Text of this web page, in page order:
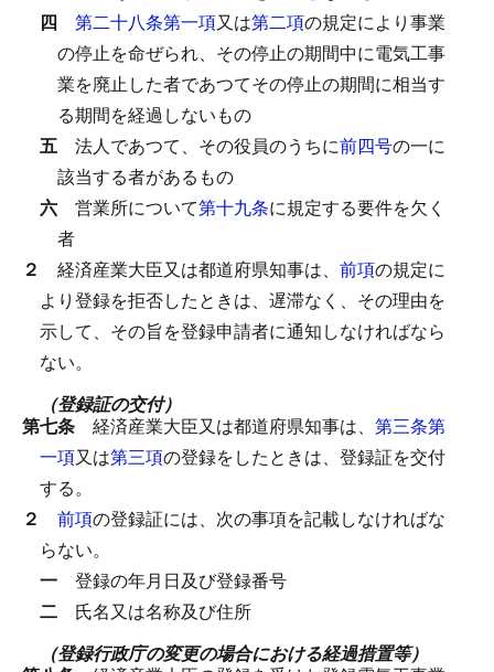
四 第二十八条第一項又は第二項の規定により事業
の停止を命ぜられ、その停止の期間中に電気工事
業を廃止した者であつてその停止の期間に相当す
る期間を経過しないもの
五 法人であつて、その役員のうちに前四号の一に
該当する者があるもの
六 営業所について第十九条に規定する要件を欠く
者
２ 経済産業大臣又は都道府県知事は、 前項の規定に
より登録を拒否したときは、遅滞なく、その理由を
示して、その旨を登録申請者に通知しなければなら
ない。
（登録証の交付）
第七条 経済産業大臣又は都道府県知事は、 第三条第
一項又は第三項の登録をしたときは、登録証を交付
する。
２ 前項の登録証には、次の事項を記載しなければな
らない。
一 登録の年月日及び登録番号
二 氏名又は名称及び住所
（登録行政庁の変更の場合における経過措置等）